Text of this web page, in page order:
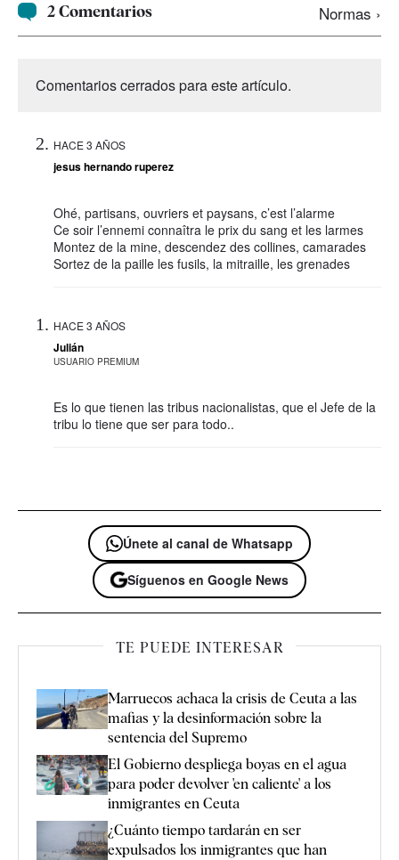
2 Comentarios Normas ›
Comentarios cerrados para este artículo.
HACE 3 AÑOS
jesus hernando ruperez
Ohé, partisans, ouvriers et paysans, c’est l’alarme
Ce soir l’ennemi connaîtra le prix du sang et les larmes
Montez de la mine, descendez des collines, camarades
Sortez de la paille les fusils, la mitraille, les grenades
HACE 3 AÑOS
Julián
USUARIO PREMIUM
Es lo que tienen las tribus nacionalistas, que el Jefe de la
tribu lo tiene que ser para todo..
Únete al canal de Whatsapp
Síguenos en Google News
TE PUEDE INTERESAR
Marruecos achaca la crisis de Ceuta a las
mafias y la desinformación sobre la
sentencia del Supremo
El Gobierno despliega boyas en el agua
para poder devolver 'en caliente' a los
inmigrantes en Ceuta
¿Cuánto tiempo tardarán en ser
expulsados los inmigrantes que han